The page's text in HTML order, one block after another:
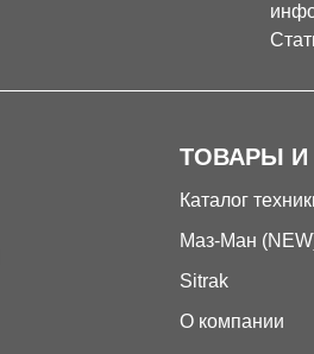
ТОВАРЫ И
Каталог
Маз-Ман
Sitrak
О компании